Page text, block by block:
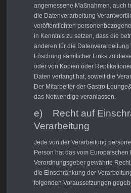
angemessene Maßnahmen, auch
die Datenverarbeitung
veröffentlichten
in Kenntnis zu setzen, dass die
anderen für die Datenverarbeitung
Löschung sämtlicher Links zu
oder von Kopien oder
Daten verlangt hat, soweit die
Der Mitarbeiter der Gastro
das Notwendige veranlassen.
e) Recht auf
Verarbeitung
Jede von der Verarbeitung
Person hat das vom Europäischen
Verordnungsgeber gewährte
die Einschränkung der
folgenden Voraussetzungen